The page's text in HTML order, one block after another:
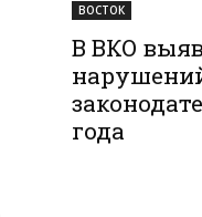
ВОСТОК
В ВКО
года